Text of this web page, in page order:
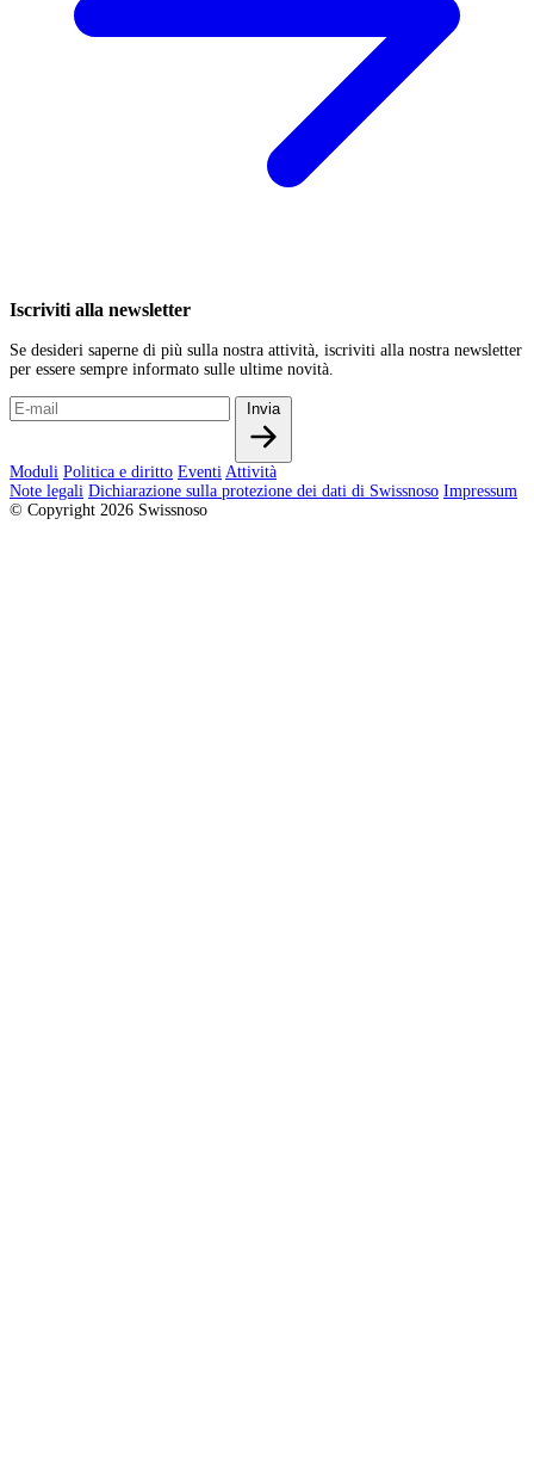
Iscriviti alla newsletter
Se desideri saperne di più sulla nostra attività, iscriviti alla nostra newsletter
per essere sempre informato sulle ultime novità.
Invia
Moduli Politica e diritto Eventi Attività
Note legali Dichiarazione sulla protezione dei dati di Swissnoso Impressum
© Copyright 2026 Swissnoso